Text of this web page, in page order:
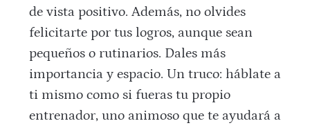
de vista positivo. Además, no olvides
felicitarte por tus logros, aunque sean
pequeños o rutinarios. Dales más
importancia y espacio. Un truco: háblate a
ti mismo como si fueras tu propio
entrenador, uno animoso que te ayudará a